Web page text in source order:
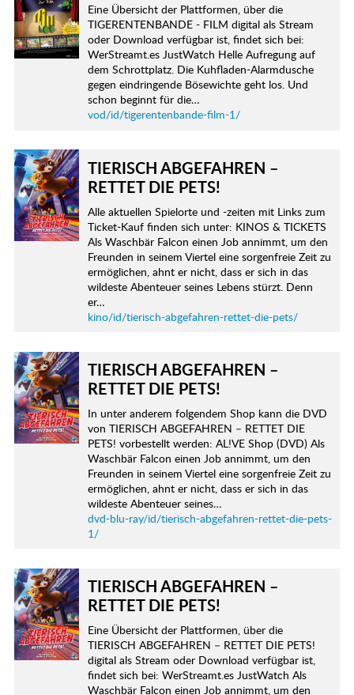
Eine Übersicht der Plattformen, über die
TIGERENTENBANDE - FILM digital als Stream
oder Download verfügbar ist, findet sich bei:
WerStreamt.es JustWatch Helle Aufregung auf
dem Schrottplatz. Die Kuhfladen-Alarmdusche
gegen eindringende Bösewichte geht los. Und
schon beginnt für die…
vod/id/tigerentenbande-film-1/
TIERISCH ABGEFAHREN –
RETTET DIE PETS!
Alle aktuellen Spielorte und -zeiten mit Links zum
Ticket-Kauf finden sich unter: KINOS & TICKETS
Als Waschbär Falcon einen Job annimmt, um den
Freunden in seinem Viertel eine sorgenfreie Zeit zu
ermöglichen, ahnt er nicht, dass er sich in das
wildeste Abenteuer seines Lebens stürzt. Denn
er…
kino/id/tierisch-abgefahren-rettet-die-pets/
TIERISCH ABGEFAHREN –
RETTET DIE PETS!
In unter anderem folgendem Shop kann die DVD
von TIERISCH ABGEFAHREN – RETTET DIE
PETS! vorbestellt werden: AL!VE Shop (DVD) Als
Waschbär Falcon einen Job annimmt, um den
Freunden in seinem Viertel eine sorgenfreie Zeit zu
ermöglichen, ahnt er nicht, dass er sich in das
wildeste Abenteuer seines…
dvd-blu-ray/id/tierisch-abgefahren-rettet-die-pets-
1/
TIERISCH ABGEFAHREN –
RETTET DIE PETS!
Eine Übersicht der Plattformen, über die
TIERISCH ABGEFAHREN – RETTET DIE PETS!
digital als Stream oder Download verfügbar ist,
findet sich bei: WerStreamt.es JustWatch Als
Waschbär Falcon einen Job annimmt, um den